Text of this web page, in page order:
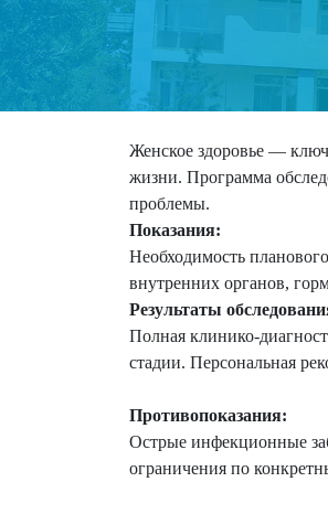
Женское здоровье —
жизни. Программа
проблемы.
Показания:
Необходимость
внутренних органов,
Результаты
Полная
стадии. Персональная
Противопоказания:
Острые инфекционные
ограничения по